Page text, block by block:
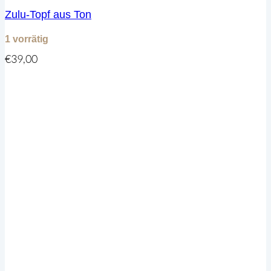
Zulu-Topf aus Ton
1 vorrätig
€39,00